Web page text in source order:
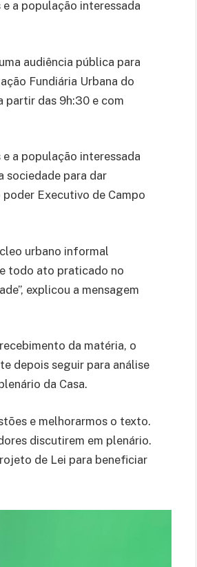
a população interessada
audiência pública para
Fundiária Urbana do
partir das 9h:30 e com
a população interessada
sociedade para dar
Executivo de Campo
urbano informal
todo ato praticado no
explicou a mensagem
da matéria, o
depois seguir para análise
da Casa.
e melhorarmos o texto.
discutirem em plenário.
de Lei para beneficiar